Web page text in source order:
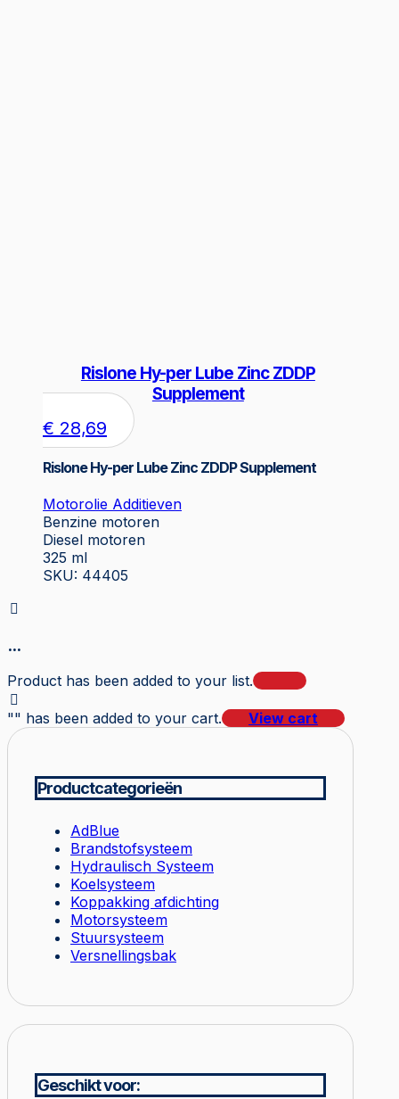
Rislone Hy-per Lube Zinc ZDDP
Supplement
€ 28,69
Rislone Hy-per Lube Zinc ZDDP Supplement
Motorolie Additieven
Benzine motoren
Diesel motoren
325 ml
SKU: 44405
...
Product has been added to your list.
"" has been added to your cart. View cart
Productcategorieën
AdBlue
Brandstofsysteem
Hydraulisch Systeem
Koelsysteem
Koppakking afdichting
Motorsysteem
Stuursysteem
Versnellingsbak
Geschikt voor: